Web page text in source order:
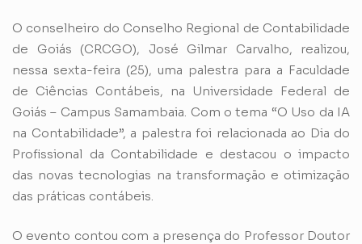
O conselheiro do Conselho Regional de Contabilidade
de Goiás (CRCGO), José Gilmar Carvalho, realizou,
nessa sexta-feira (25), uma palestra para a Faculdade
de Ciências Contábeis, na Universidade Federal de
Goiás – Campus Samambaia. Com o tema “O Uso da IA
na Contabilidade”, a palestra foi relacionada ao Dia do
Profissional da Contabilidade e destacou o impacto
das novas tecnologias na transformação e otimização
das práticas contábeis.
O evento contou com a presença do Professor Doutor